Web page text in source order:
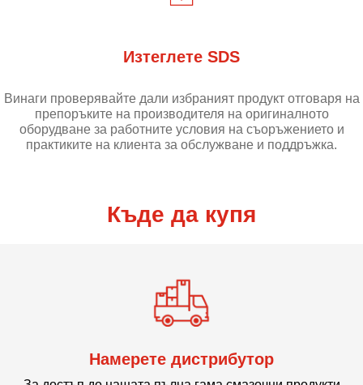
Изтеглете SDS
Винаги проверявайте дали избраният продукт отговаря на
препоръките на производителя на оригиналното
оборудване за работните условия на съоръжението и
практиките на клиента за обслужване и поддръжка.
Къде да купя
Намерете дистрибутор